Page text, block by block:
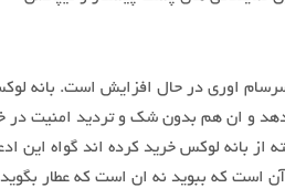
سرسام اوری در حال افزایش است. بانه
و ان هم بدون شک و تردید امنیت در
است. کسانی که طی ۱۰ سال گذشته از بانه لوکس خرید کرده اند گواه
که ببوید نه ان است که عطار بگوید.